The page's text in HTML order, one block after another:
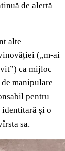
de alertă
alte
(„m-ai
ca mijloc
manipulare
pentru
și o
sa.